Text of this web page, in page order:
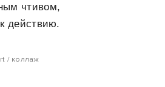
чтивом,
действию.
/ коллаж